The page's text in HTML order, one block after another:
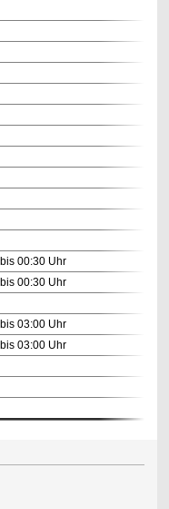
bis 00:30 Uhr
bis 00:30 Uhr
bis 03:00 Uhr
bis 03:00 Uhr